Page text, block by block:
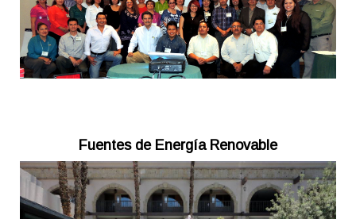
Fuentes de Energía Renovable